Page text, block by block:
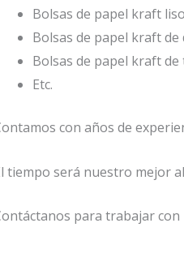
Bolsas de papel kraft liso
Bolsas de papel kraft
Bolsas de papel kraft
Etc.
con años de
tiempo será nuestro mejor
para trabajar